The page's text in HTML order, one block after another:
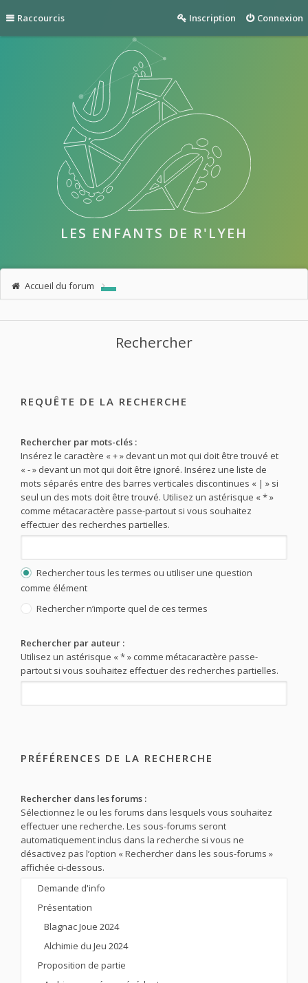
Raccourcis Connexion
Inscription
LES ENFANTS DE R'LYEH
Accueil du forum
Rechercher
REQUÊTE DE LA RECHERCHE
Rechercher par mots-clés :
Insérez le caractère « + » devant un mot qui doit être trouvé et
« - » devant un mot qui doit être ignoré. Insérez une liste de
mots séparés entre des barres verticales discontinues « | » si
seul un des mots doit être trouvé. Utilisez un astérisque « * »
comme métacaractère passe-partout si vous souhaitez
effectuer des recherches partielles.
Rechercher tous les termes ou utiliser une question
comme élément
Rechercher n’importe quel de ces termes
Rechercher par auteur :
Utilisez un astérisque « * » comme métacaractère passe-
partout si vous souhaitez effectuer des recherches partielles.
PRÉFÉRENCES DE LA RECHERCHE
Rechercher dans les forums :
Sélectionnez le ou les forums dans lesquels vous souhaitez
effectuer une recherche. Les sous-forums seront
automatiquement inclus dans la recherche si vous ne
désactivez pas l’option « Rechercher dans les sous-forums »
affichée ci-dessous.